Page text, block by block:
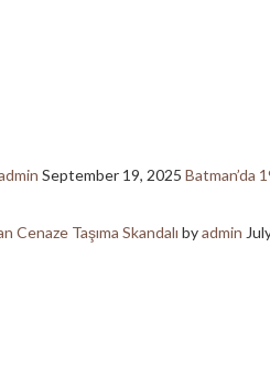
September 19, 2025 Batman’da
Cenaze Taşıma Skandalı byadmin